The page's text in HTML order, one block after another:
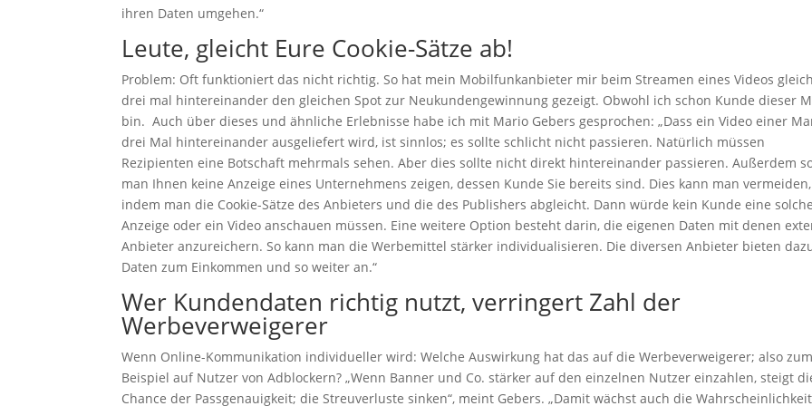
ihren Daten umgehen.“
Leute, gleicht Eure Cookie-Sätze ab!
Problem: Oft funktioniert das nicht richtig. So hat mein Mobilfunkanbieter mir beim Streamen eines Videos gleich
drei mal hintereinander den gleichen Spot zur Neukundengewinnung gezeigt. Obwohl ich schon Kunde dieser
bin. Auch über dieses und ähnliche Erlebnisse habe ich mit Mario Gebers gesprochen: „Dass ein Video einer
drei Mal hintereinander ausgeliefert wird, ist sinnlos; es sollte schlicht nicht passieren. Natürlich müssen
Rezipienten eine Botschaft mehrmals sehen. Aber dies sollte nicht direkt hintereinander passieren. Außerdem
man Ihnen keine Anzeige eines Unternehmens zeigen, dessen Kunde Sie bereits sind. Dies kann man vermeiden,
indem man die Cookie-Sätze des Anbieters und die des Publishers abgleicht. Dann würde kein Kunde eine solche
Anzeige oder ein Video anschauen müssen. Eine weitere Option besteht darin, die eigenen Daten mit denen
Anbieter anzureichern. So kann man die Werbemittel stärker individualisieren. Die diversen Anbieter bieten
Daten zum Einkommen und so weiter an.“
Wer Kundendaten richtig nutzt, verringert Zahl der
Werbeverweigerer
Wenn Online-Kommunikation individueller wird: Welche Auswirkung hat das auf die Werbeverweigerer; also zum
Beispiel auf Nutzer von Adblockern? „Wenn Banner und Co. stärker auf den einzelnen Nutzer einzahlen, steigt
Chance der Passgenauigkeit; die Streuverluste sinken“, meint Gebers. „Damit wächst auch die